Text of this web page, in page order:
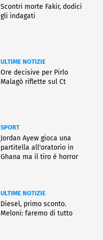
Scontri morte Fakir, dodici
gli indagati
ULTIME NOTIZIE
Ore decisive per Pirlo
Malagò riflette sul Ct
SPORT
Jordan Ayew gioca una
partitella all'oratorio in
Ghana ma il tiro è horror
ULTIME NOTIZIE
Diesel, primo sconto.
Meloni: faremo di tutto